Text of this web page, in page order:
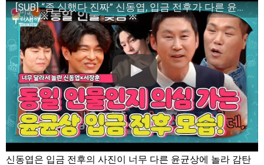
[SUB] “좀 심했다 진짜” 신동엽, 입금 전후가 다른 윤균상 사진에 감탄 #미운우리새끼 #MyLittleOldBoy #SBSenter
신동엽은 입금 전후의 사진이 너무 다른 윤균상에 놀라 감탄